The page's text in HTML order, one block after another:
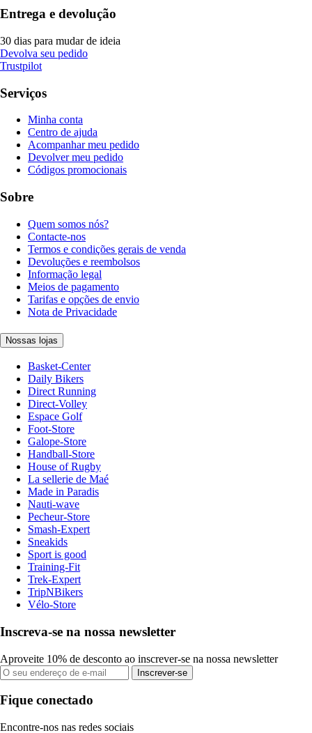
Entrega e devolução
30 dias para mudar de ideia
Devolva seu pedido
Trustpilot
Serviços
Minha conta
Centro de ajuda
Acompanhar meu pedido
Devolver meu pedido
Códigos promocionais
Sobre
Quem somos nós?
Contacte-nos
Termos e condições gerais de venda
Devoluções e reembolsos
Informação legal
Meios de pagamento
Tarifas e opções de envio
Nota de Privacidade
Nossas lojas
Basket-Center
Daily Bikers
Direct Running
Direct-Volley
Espace Golf
Foot-Store
Galope-Store
Handball-Store
House of Rugby
La sellerie de Maé
Made in Paradis
Nauti-wave
Pecheur-Store
Smash-Expert
Sneakids
Sport is good
Training-Fit
Trek-Expert
TripNBikers
Vélo-Store
Inscreva-se na nossa newsletter
Aproveite 10% de desconto ao inscrever-se na nossa newsletter
Inscrever-se
Fique conectado
Encontre-nos nas redes sociais